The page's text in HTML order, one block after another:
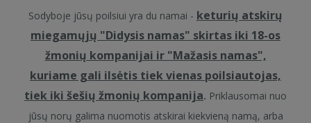
Sodyboje jūsų poilsiui yra du namai - keturių atskirų
miegamųjų "Didysis namas" skirtas iki 18-os
žmonių kompanijai ir "Mažasis namas",
kuriame gali ilsėtis tiek vienas poilsiautojas,
tiek iki šešių žmonių kompanija. Priklausomai nuo
jūsų norų galima nuomotis atskirai kiekvieną namą, arba